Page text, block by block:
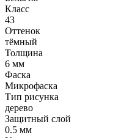
Класс
43
Оттенок
тёмный
Толщина
6 мм
Фаска
Микрофаска
Тип рисунка
дерево
Защитный слой
0.5 мм